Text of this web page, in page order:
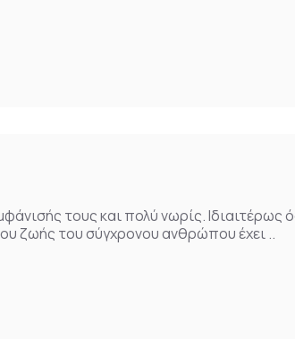
τους και πολύ νωρίς. Ιδιαιτέρως
ζωής του σύγχρονου ανθρώπου έχει ..